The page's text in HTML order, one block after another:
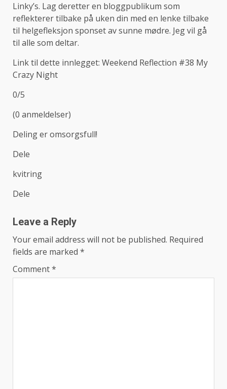
Linky’s. Lag deretter en bloggpublikum som
reflekterer tilbake på uken din med en lenke tilbake
til helgefleksjon sponset av sunne mødre. Jeg vil gå
til alle som deltar.
Link til dette innlegget: Weekend Reflection #38 My
Crazy Night
0/5
(0 anmeldelser)
Deling er omsorgsfull!
Dele
kvitring
Dele
Leave a Reply
Your email address will not be published. Required
fields are marked *
Comment*